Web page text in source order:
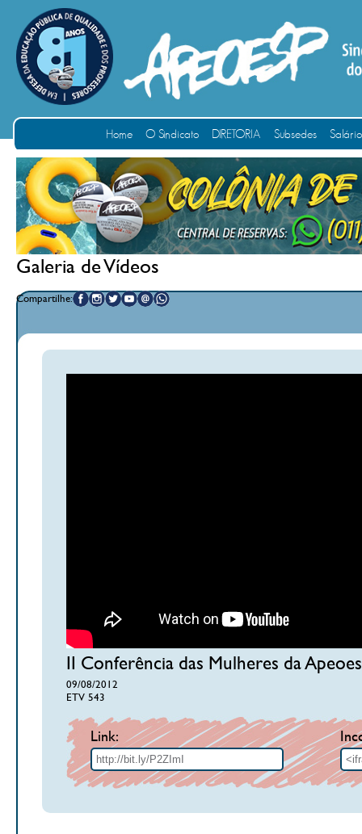
Home O Sindicato DIRETORIA Subsedes
Galeria de Vídeos
Compartilhe:
II Conferência das Mulheres da
09/08/2012
ETV 543
Link: